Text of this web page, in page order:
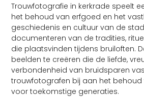
Trouwfotografie in kerkrade speelt
het behoud van erfgoed en het
geschiedenis en cultuur van de
documenteren van de tradities,
die plaatsvinden tijdens bruiloften.
beelden te creëren die de liefde,
verbondenheid van bruidsparen
trouwfotografen bij aan het behoud
voor toekomstige generaties.